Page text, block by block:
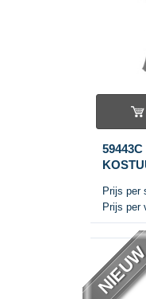
LPrijs per
Prijs per